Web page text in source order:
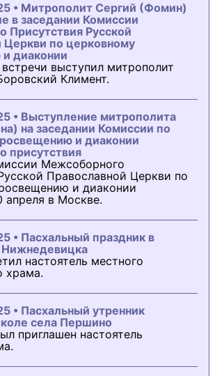
• Митрополит Сергий (Фомин)
в заседании Комиссии
Присутствия Русской
Церкви по церковному
диаконии
выступил митрополит
Климент.
• Выступление митрополита
на заседании Комиссии по
и диаконии
присутствия
Межсоборного
Православной Церкви по
и диаконии
апреля в Москве.
• Пасхальный праздник в
Нижнедевицка
настоятель местного
храма.
• Пасхальный утренник
села Першино
приглашен настоятель